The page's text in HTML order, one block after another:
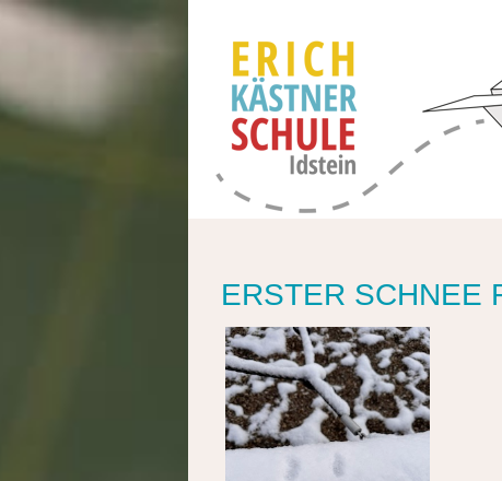
ERSTER SCHNEE